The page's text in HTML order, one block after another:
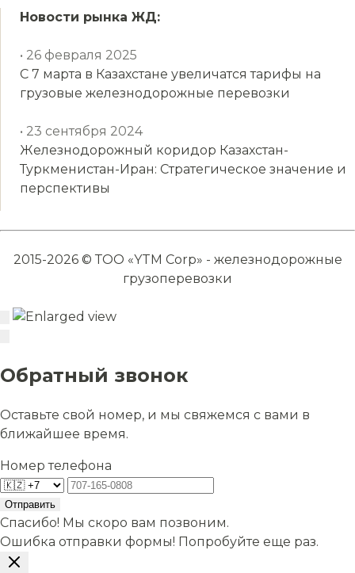
Новости рынка ЖД:
• 26 февраля 2025
С 7 марта в Казахстане увеличатся тарифы на
грузовые железнодорожные перевозки
• 23 сентября 2024
Железнодорожный коридор Казахстан-
Туркменистан-Иран: Стратегическое значение и
перспективы
2015-2026 © ТОО «YTM Corp» - железнодорожные
грузоперевозки
Обратный звонок
Оставьте свой номер, и мы свяжемся с вами в
ближайшее время.
Номер телефона
Отправить
Спасибо! Мы скоро вам позвоним.
Ошибка отправки формы! Попробуйте еще раз.